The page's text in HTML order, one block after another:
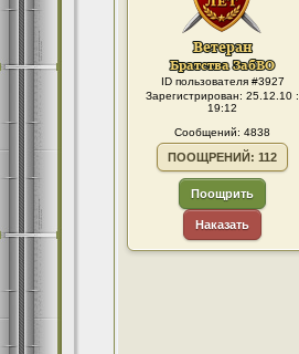
ID пользователя #3927
Зарегистрирован: 25.12.10 :
19:12
Сообщений: 4838
ПООЩРЕНИЙ: 112
Поощрить
Наказать